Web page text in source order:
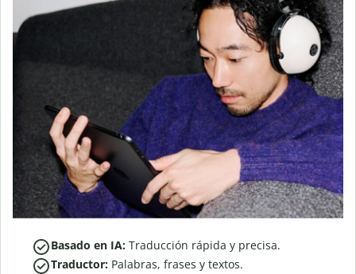
Basado en IA: Traducción rápida y precisa.
Traductor: Palabras, frases y textos.